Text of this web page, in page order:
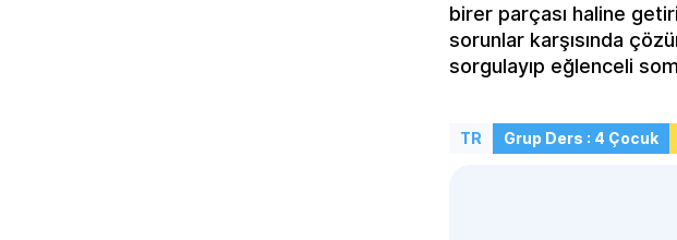
birer parçası haline
sorunlar karşısında
sorgulayıp eğlenceli
TR Grup Ders : 4 Çocuk